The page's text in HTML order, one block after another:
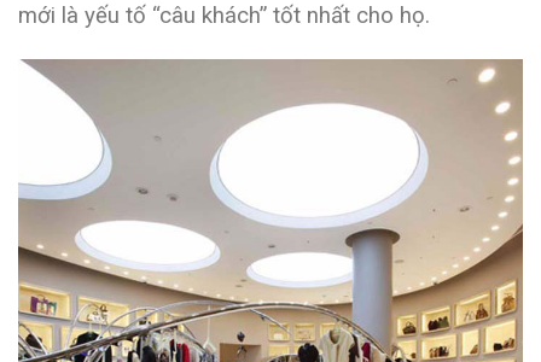
mới là yếu tố “câu khách” tốt nhất cho họ.